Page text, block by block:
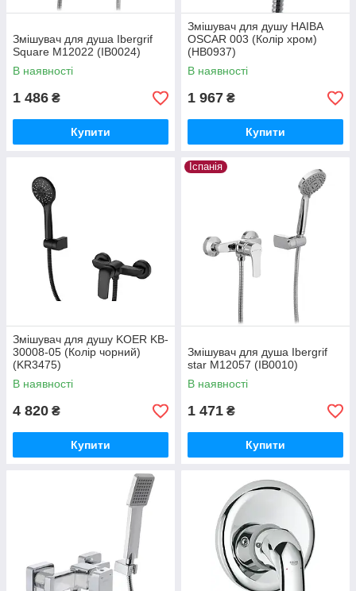
Змішувач для душа Ibergrif
Square M12022 (IB0024)
В наявності
1 486 ₴
Купити
Змішувач для душу HAIBA
OSCAR 003 (Колір хром)
(HB0937)
В наявності
1 967 ₴
Купити
Змішувач для душу KOER KB-
30008-05 (Колір чорний)
(KR3475)
В наявності
4 820 ₴
Купити
Іспанія
Змішувач для душа Ibergrif
star M12057 (IB0010)
В наявності
1 471 ₴
Купити